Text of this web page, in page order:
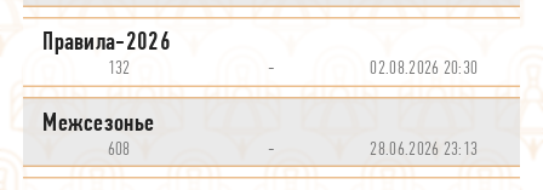
Правила-2026
132 - 02.08.2026 20:30
Межсезонье
608 - 28.06.2026 23:13